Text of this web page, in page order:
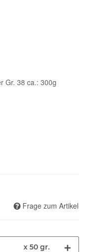
Gr. 38 ca.: 300g
Frage zum Artikel
x 50 gr.